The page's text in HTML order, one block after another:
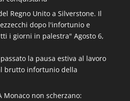
Regno Unito a Silverstone. Il
dopo l'infortunio e
i giorni in palestra" Agosto 6,
la pausa estiva al lavoro
brutto infortunio della
Monaco non scherzano: